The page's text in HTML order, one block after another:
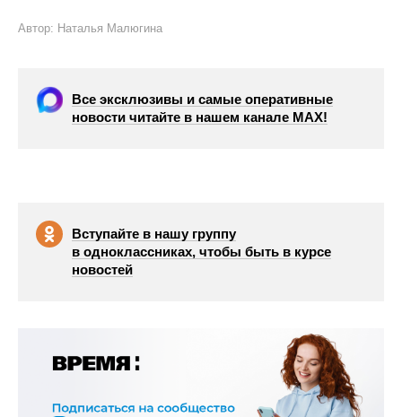
Автор: Наталья Малюгина
Все эксклюзивы и самые оперативные
новости читайте в нашем канале МАХ!
Вступайте в нашу группу
в одноклассниках, чтобы быть в курсе
новостей